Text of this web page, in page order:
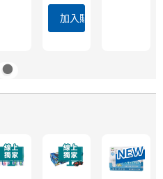
加入購物車